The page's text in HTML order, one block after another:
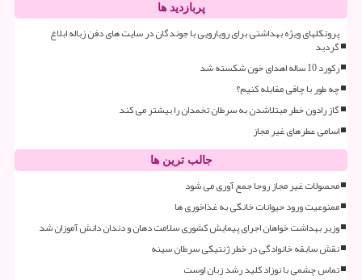
پربازدید ها
پروتکلهای ویژه بهداشتی برای رویارویی با جوندگان در سایت های دفن زباله ابلاغ
گردید
رکورد 10 ساله اهدای خون شکسته شد
چه طور با چاقی مقابله کنیم؟
گاز رادون خطر مبتلاشدن به سرطان تخمدان را بیشتر می کند
اسامی عطرهای غیر مجاز
جالب ترین ها
محصولات غیر مجاز روجا جمع آوری می شود
ممنوعیت ورود حیوانات خانگی به غذاخوری ها
وزیر بهداشت خواهان اجرای پیمایش کشوری سلامت دهان و دندان دانش آموزان شد
نقش سابقه خانوادگی در خطر ژنتیکی سرطان سینه
تماس چشمی با نوزاد کلید رشد زبان اوست